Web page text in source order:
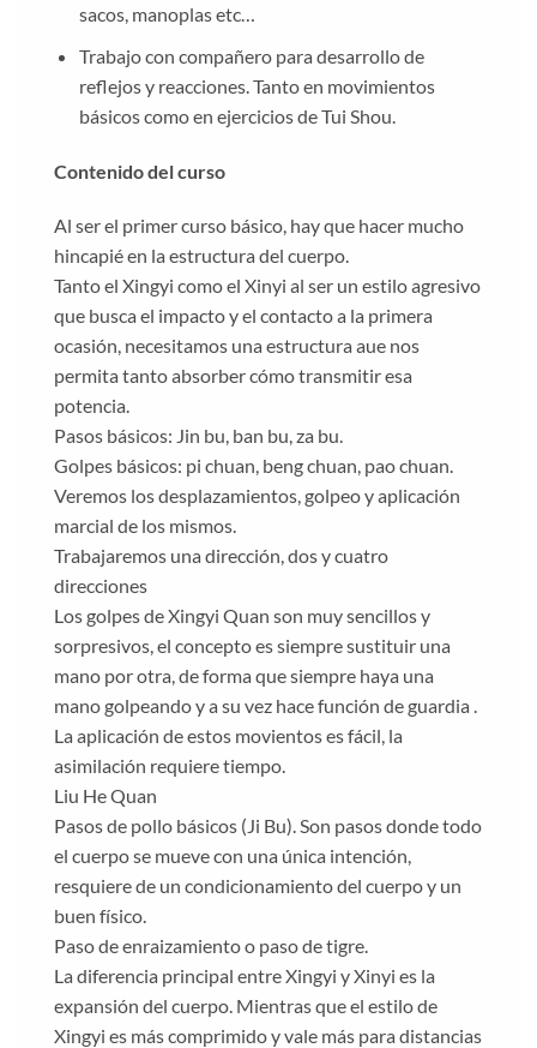
sacos, manoplas etc…
Trabajo con compañero para desarrollo de
reflejos y reacciones. Tanto en movimientos
básicos como en ejercicios de Tui Shou.
Contenido del curso
Al ser el primer curso básico, hay que hacer mucho
hincapié en la estructura del cuerpo.
Tanto el Xingyi como el Xinyi al ser un estilo agresivo
que busca el impacto y el contacto a la primera
ocasión, necesitamos una estructura aue nos
permita tanto absorber cómo transmitir esa
potencia.
Pasos básicos: Jin bu, ban bu, za bu.
Golpes básicos: pi chuan, beng chuan, pao chuan.
Veremos los desplazamientos, golpeo y aplicación
marcial de los mismos.
Trabajaremos una dirección, dos y cuatro
direcciones
Los golpes de Xingyi Quan son muy sencillos y
sorpresivos, el concepto es siempre sustituir una
mano por otra, de forma que siempre haya una
mano golpeando y a su vez hace función de guardia .
La aplicación de estos movientos es fácil, la
asimilación requiere tiempo.
Liu He Quan
Pasos de pollo básicos (Ji Bu). Son pasos donde todo
el cuerpo se mueve con una única intención,
resquiere de un condicionamiento del cuerpo y un
buen físico.
Paso de enraizamiento o paso de tigre.
La diferencia principal entre Xingyi y Xinyi es la
expansión del cuerpo. Mientras que el estilo de
Xingyi es más comprimido y vale más para distancias